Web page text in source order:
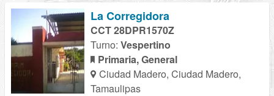
La Corregidora
CCT 28DPR1570Z
Turno: Vespertino
Primaria, General
Ciudad Madero, Ciudad Madero,
Tamaulipas